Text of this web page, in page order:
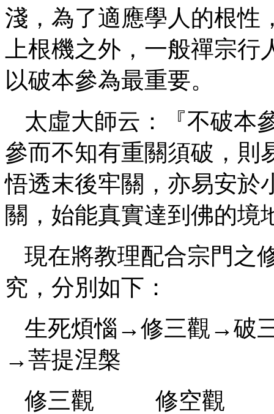
淺，為了適應學人的根性
上根機之外，一般禪宗
以破本參為最重要。
太虛大師云：『不破本
參而不知有重關須破，則
悟透末後牢關，亦易安於
關，始能真實達到佛的境
現在將教理配合宗門之
究，分別如下：
生死煩惱→修三觀→破
→菩提涅槃
修三觀 修空